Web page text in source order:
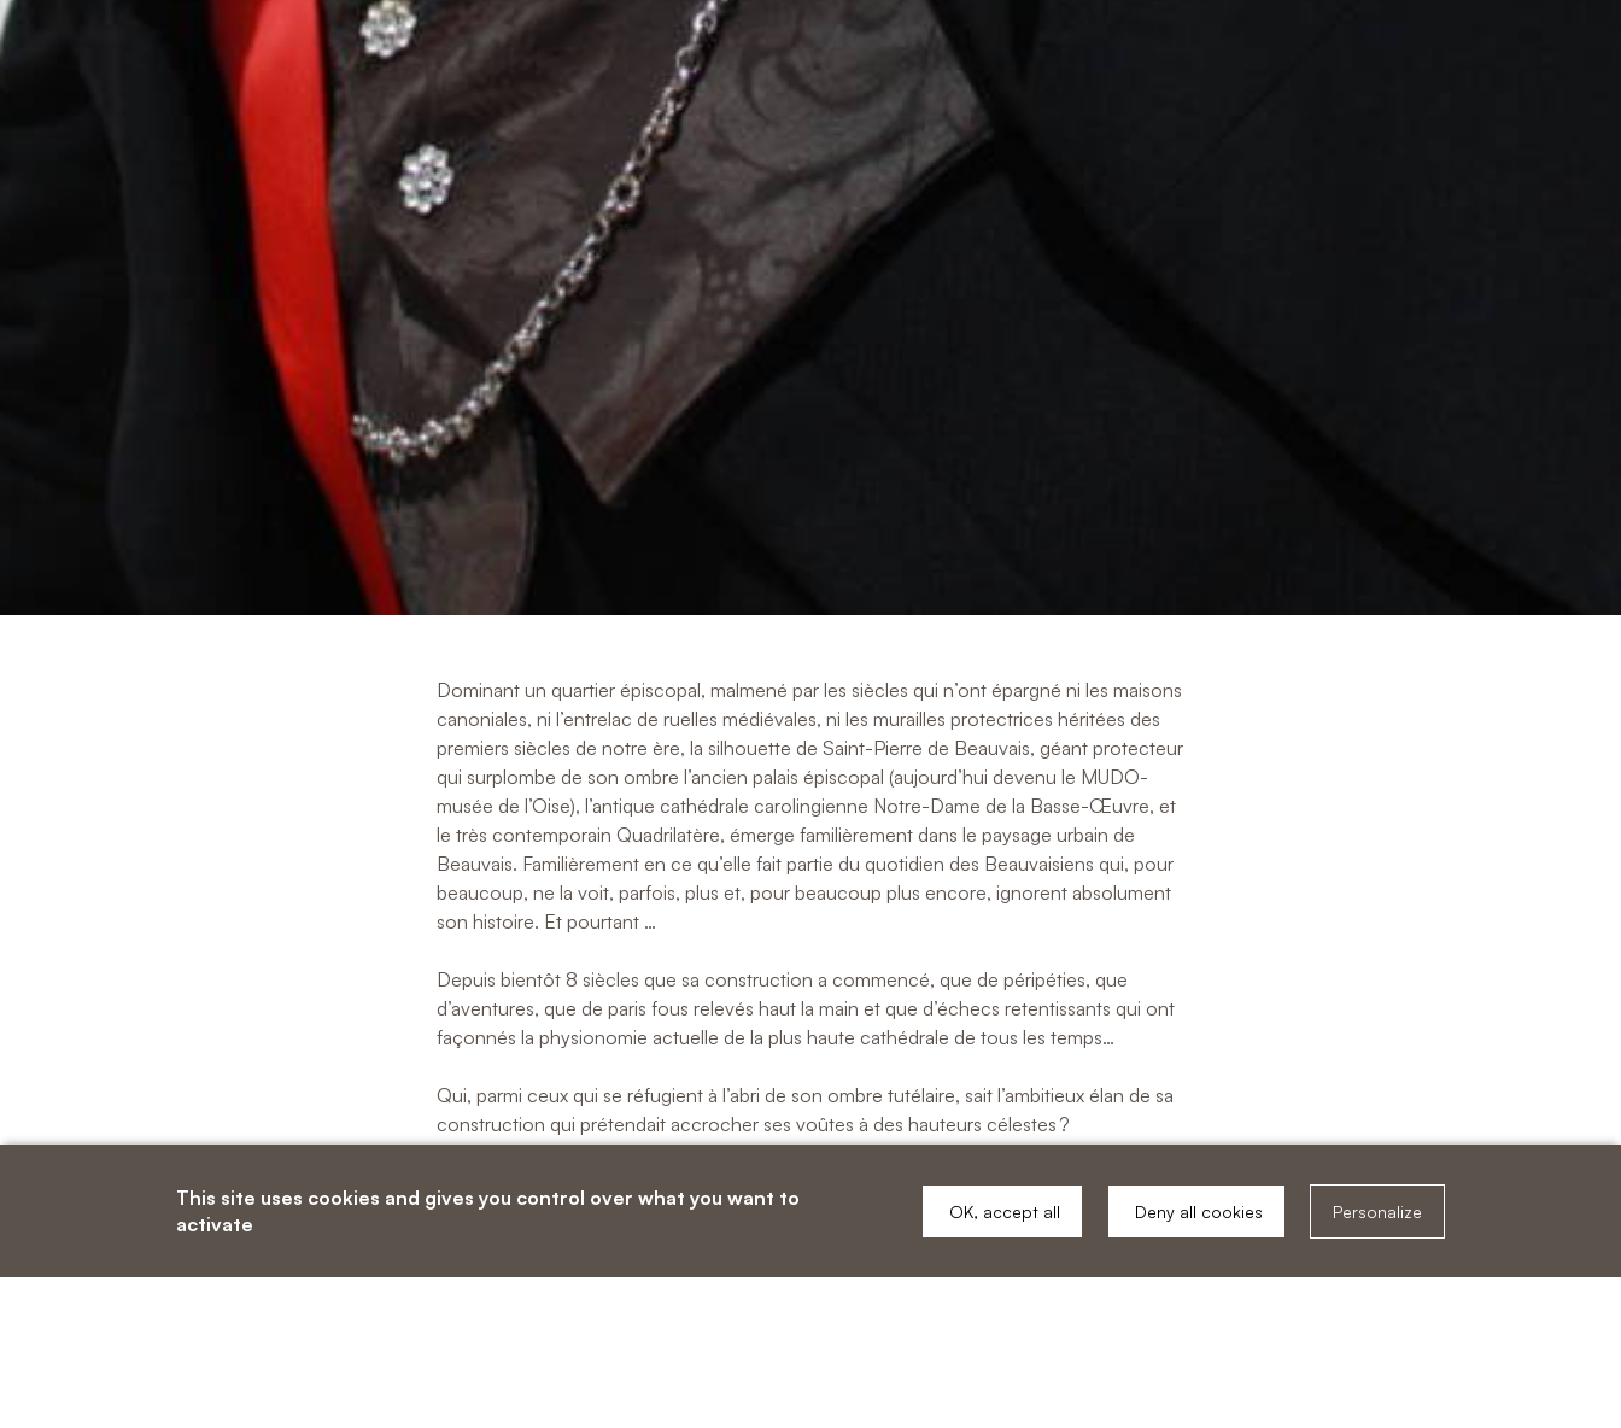
Dominant un quartier épiscopal, malmené par les siècles qui n’ont épargné ni les maisons
canoniales, ni l’entrelac de ruelles médiévales, ni les murailles protectrices héritées des
premiers siècles de notre ère, la silhouette de Saint-Pierre de Beauvais, géant protecteur
qui surplombe de son ombre l’ancien palais épiscopal (aujourd’hui devenu le MUDO-
musée de l’Oise), l’antique cathédrale carolingienne Notre-Dame de la Basse-Œuvre, et
le très contemporain Quadrilatère, émerge familièrement dans le paysage urbain de
Beauvais. Familièrement en ce qu’elle fait partie du quotidien des Beauvaisiens qui, pour
beaucoup, ne la voit, parfois, plus et, pour beaucoup plus encore, ignorent absolument
son histoire. Et pourtant …
Depuis bientôt 8 siècles que sa construction a commencé, que de péripéties, que
d’aventures, que de paris fous relevés haut la main et que d’échecs retentissants qui ont
façonnés la physionomie actuelle de la plus haute cathédrale de tous les temps…
Qui, parmi ceux qui se réfugient à l’abri de son ombre tutélaire, sait l’ambitieux élan de sa
construction qui prétendait accrocher ses voûtes à des hauteurs célestes ?
Qui pour se rappeler de ce funeste soir de novembre 1284 qui vit s’effondrer une partie
de ces voûtes qui faisaient l’orgueil de l’évêque au XIIIè s. ?
This site uses cookies and gives you control over what you want to
activate
OK, accept all Deny all cookies Personalize